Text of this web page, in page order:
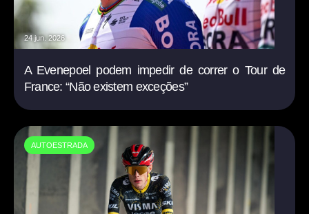
24 jun. 2026
A Evenepoel podem impedir de correr o Tour de
France: “Não existem exceções”
AUTOESTRADA